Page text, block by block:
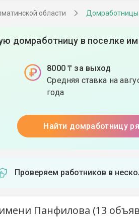
области Домработницы
домработницу в поселке
8000 ₸ за выход
Средняя ставка на
года
Найти домработницу
Проверяем работников в
Панфилова (13